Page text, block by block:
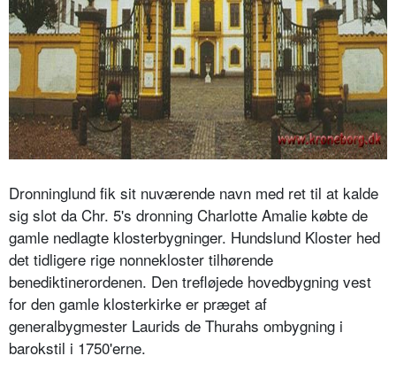
Dronninglund fik sit nuværende navn med ret til at kalde
sig slot da Chr. 5's dronning Charlotte Amalie købte de
gamle nedlagte klosterbygninger. Hundslund Kloster hed
det tidligere rige nonnekloster tilhørende
benediktinerordenen. Den trefløjede hovedbygning vest
for den gamle klosterkirke er præget af
generalbygmester Laurids de Thurahs ombygning i
barokstil i 1750'erne.